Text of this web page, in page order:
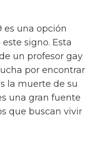
es una opción
signo. Esta
un profesor gay
por encontrar
la muerte de su
una gran fuente
que buscan vivir